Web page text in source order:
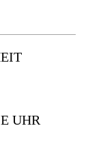
UHR